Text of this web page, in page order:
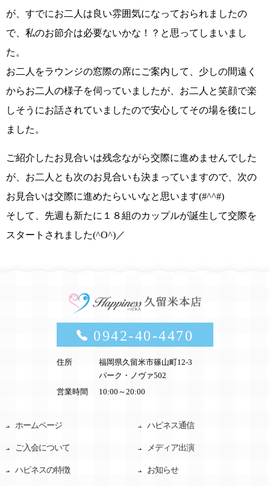
が、すでにお二人は良い雰囲気になっておられましたの
で、私のお節介は必要ないかな！？と思ってしまいまし
た。
お二人をラウンジの窓際の席にご案内して、少しの間遠く
からお二人の様子を伺っていましたが、 お二人と笑顔で楽
しそうにお話されていましたので安心してその場を後にし
ました。
ご紹介したお見合いは残念ながら交際に進めませんでした
が、お二人とも次のお見合いも決まっていますので、次の
お見合いは交際に進めたらいいなと思います(#^^#)
そして、 先週も新たに１８組のカップルが誕生して交際を
スタートされました(^O^)／
0942-40-4470
住所
福岡県久留米市篠山町12-3
パーク・ノヴァ502
営業時間
10:00～20:00
ホームページ
ご入会について
ハピネスの特徴
ハピネス通信
メディア出演
お知らせ